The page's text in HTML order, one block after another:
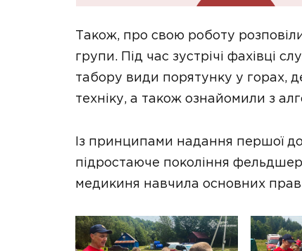
Також, про свою роботу
групи. Під час зустрічі фахівці
табору види порятунку у горах,
техніку, а також ознайомили з
Із принципами надання першої
підростаюче покоління
медикиня навчила основних